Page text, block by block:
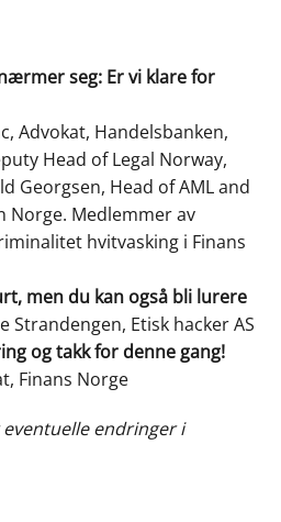
seg: Er vi klare for
Advokat, Handelsbanken,
Head of Legal Norway,
Georgsen, Head of AML and
Norge. Medlemmer av
hvitvasking i Finans
men du kan også bli lurere
Strandengen, Etisk hacker AS
og takk for denne gang!
Finans Norge
endringer i